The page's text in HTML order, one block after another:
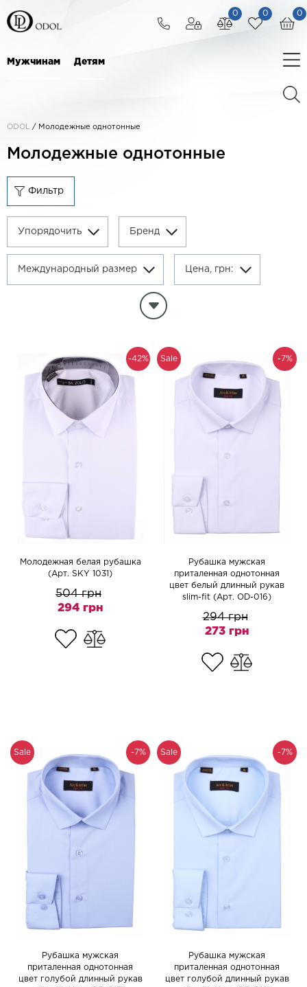
0
0
0
Мужчинам Детям
ODOL / Молодежные однотонные
Молодежные однотонные
Фильтр
Упорядочить Бренд
Международный размер Цена, грн:
Очитистить параметры фильтра
-42%
Молодежная белая рубашка
(Арт. SKY 1031)
504 грн
294 грн
-7%
Sale
Рубашка мужская
приталенная однотонная
цвет белый длинный рукав
slim-fit (Арт. OD-016)
294 грн
273 грн
-7%
Sale
Рубашка мужская
приталенная однотонная
цвет голубой длинный рукав
-7%
Sale
Рубашка мужская
приталенная однотонная
цвет голубой длинный рукав